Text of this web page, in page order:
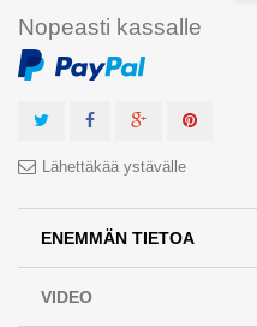
Nopeasti kassalle
Lähettäkää ystävälle
ENEMMÄN TIETOA
VIDEO